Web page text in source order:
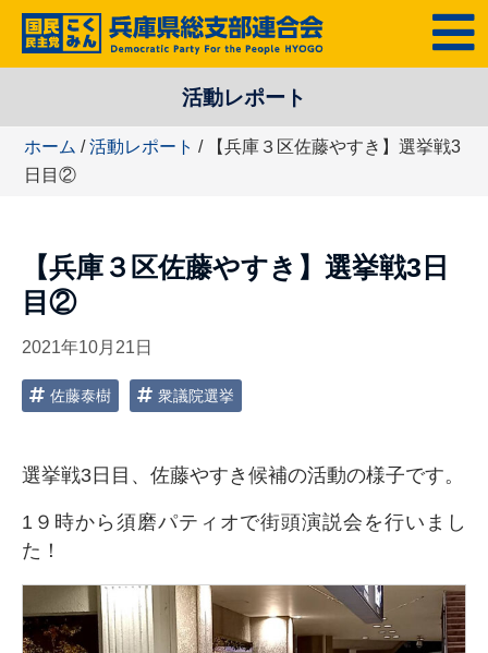
テ
ツ
MENU
活動レポート
ホーム /活動レポート / 【兵庫３区佐藤やすき】選挙戦3
日目②
【兵庫３区佐藤やすき】選挙戦3日
目②
2021年10月21日
佐藤泰樹 衆議院選挙
選挙戦3日目、佐藤やすき候補の活動の様子です。
1９時から須磨パティオで街頭演説会を行いまし
た！